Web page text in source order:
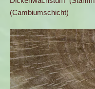
(Cambiumschicht)